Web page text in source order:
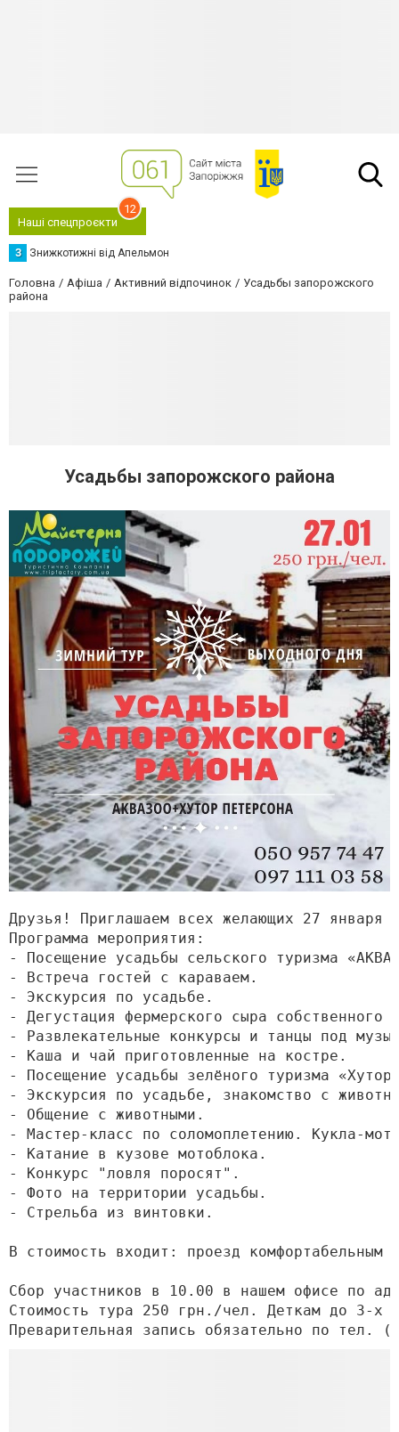
Наші спецпроєкти
12
З Знижкотижні від Апельмон
Головна Афіша Активний відпочинок
Усадьбы запорожского
района
Усадьбы запорожского района
Друзья! Приглашаем всех желающих 27
Программа мероприятия:
- Посещение усадьбы сельского туризма
- Встреча гостей с караваем.
- Экскурсия по усадьбе.
- Дегустация фермерского сыра собственного
- Развлекательные конкурсы и танцы под
- Каша и чай приготовленные на костре.
- Посещение усадьбы зелёного туризма
- Экскурсия по усадьбе, знакомство с
- Общение с животными.
- Мастер-класс по соломоплетению. Кукла-
- Катание в кузове мотоблока.
- Конкурс "ловля поросят".
- Фото на территории усадьбы.
- Стрельба из винтовки.
В стоимость входит: проезд
Сбор участников в 10.00 в нашем офисе по
Стоимость тура 250 грн./чел. Деткам до 3-х
Преварительная запись обязательно по